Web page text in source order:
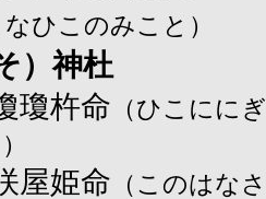
なひこのみこと）
）神杜
瓊杵命 （ひこにに
屋姫命 （このはな